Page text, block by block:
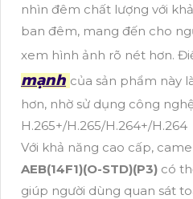
nhìn đêm chất lượng với
ban đêm, mang đến cho
xem hình ảnh rõ nét hơn.
mạnh của sản phẩm này
hơn, nhờ sử dụng công
H.265+/H.265/H.264+/H.264
Với khả năng cao cấp,
AEB(14F1)(O-STD)(P3) có
giúp người dùng quan sát